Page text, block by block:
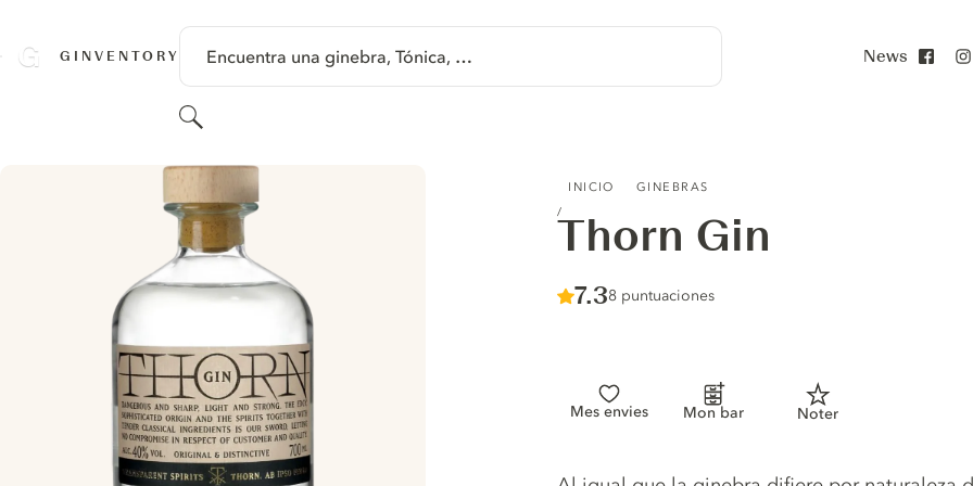
GINVENTORY Encuentra una ginebra, Tónica, …
Buscar
News
INICIO GINEBRAS
Thorn Gin
Score :
7.3/ 10
8 puntuaciones
Mes envies Mon bar Noter